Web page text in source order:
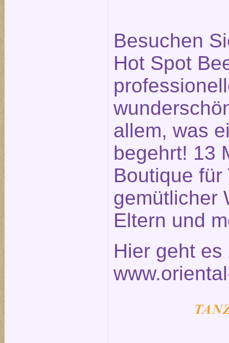
Besuchen
Hot Spot
allem, was
begehrt! 13
Boutique für
gemütlicher
Eltern und
Hier geht